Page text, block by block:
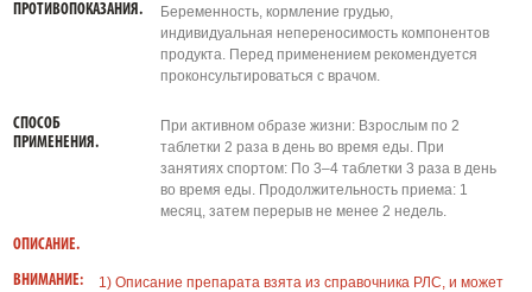
ПРОТИВОПОКАЗАНИЯ.
Беременность, кормление грудью,
индивидуальная непереносимость компонентов
продукта. Перед применением рекомендуется
проконсультироваться с врачом.
СПОСОБ
ПРИМЕНЕНИЯ.
При активном образе жизни: Взрослым по 2
таблетки 2 раза в день во время еды. При
занятиях спортом: По 3–4 таблетки 3 раза в день
во время еды. Продолжительность приема: 1
месяц, затем перерыв не менее 2 недель.
ОПИСАНИЕ.
ВНИМАНИЕ:
1) Описание препарата взята из справочника РЛС, и может